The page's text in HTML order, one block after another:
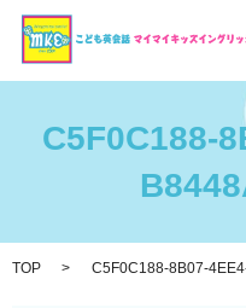
C5F0C188-
TOP C5F0C188-8B07-